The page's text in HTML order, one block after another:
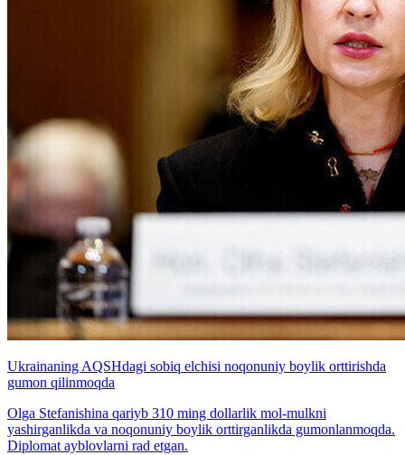
Ukrainaning AQSHdagi sobiq elchisi noqonuniy boylik orttirishda
gumon qilinmoqda
Olga Stefanishina qariyb 310 ming dollarlik mol-mulkni
yashirganlikda va noqonuniy boylik orttirganlikda gumonlanmoqda.
Diplomat ayblovlarni rad etgan.